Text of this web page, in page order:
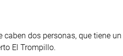
dos personas, que tiene
El Trompillo.